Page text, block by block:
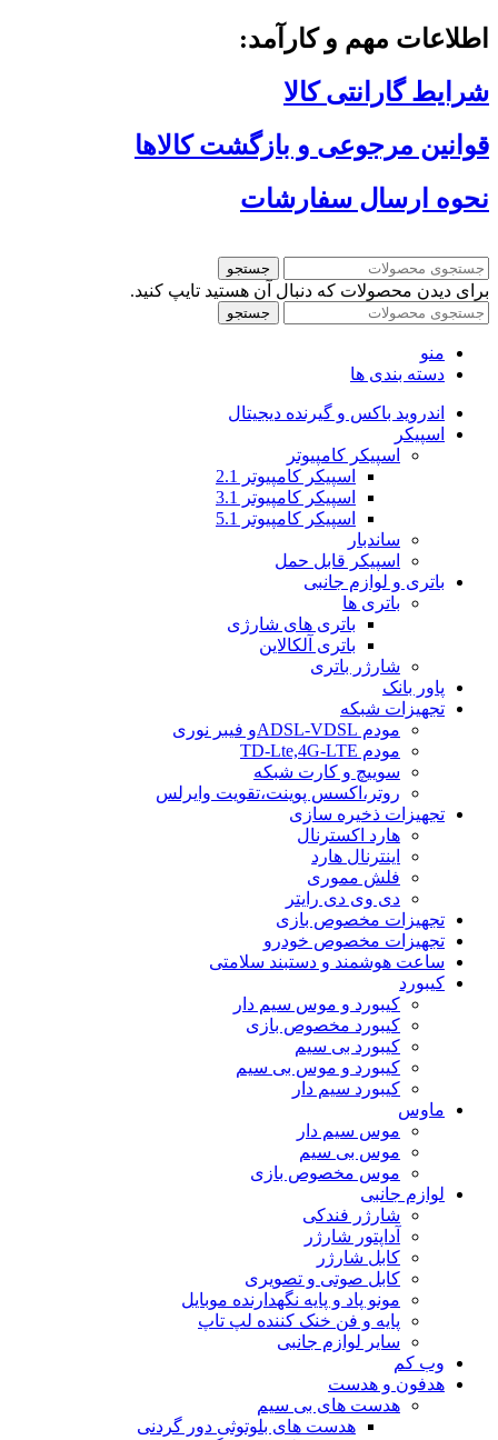
اطلاعات مهم و کارآمد:
شرایط گارانتی کالا
قوانین مرجوعی و بازگشت کالاها
نحوه ارسال سفارشات
جستجو
برای دیدن محصولات که دنبال آن هستید تایپ کنید.
جستجو
منو
دسته بندی ها
اندروید باکس و گیرنده دیجیتال
اسپیکر
اسپیکر کامپیوتر
اسپیکر کامپیوتر 2.1
اسپیکر کامپیوتر 3.1
اسپیکر کامپیوتر 5.1
ساندبار
اسپیکر قابل حمل
باتری و لوازم جانبی
باتری ها
باتری های شارژی
باتری آلکالاین
شارژر باتری
پاور بانک
تجهیزات شبکه
مودم ADSL-VDSLو فیبر نوری
مودم TD-Lte,4G-LTE
سوییچ و کارت شبکه
روتر،اکسس پوینت،تقویت وایرلس
تجهیزات ذخیره سازی
هارد اکسترنال
اینترنال هارد
فلش مموری
دی وی دی رایتر
تجهیزات مخصوص بازی
تجهیزات مخصوص خودرو
ساعت هوشمند و دستبند سلامتی
کیبورد
کیبورد و موس سیم دار
کیبورد مخصوص بازی
کیبورد بی سیم
کیبورد و موس بی سیم
کیبورد سیم دار
ماوس
موس سیم دار
موس بی سیم
موس مخصوص بازی
لوازم جانبی
شارژر فندکی
آداپتور شارژر
کابل شارژر
کابل صوتی و تصویری
مونو پاد و پایه نگهدارنده موبایل
پایه و فن خنک کننده لپ تاپ
سایر لوازم جانبی
وب کم
هدفون و هدست
هدست های بی سیم
هدست های بلوتوثی دور گردنی